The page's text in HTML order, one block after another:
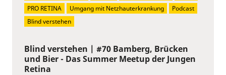
Blind verstehen | #70 Bamberg, Brücken
und Bier - Das Summer Meetup der Jungen
Retina
PRO RETINA
Umgang mit Netzhauterkrankung
Podcast
Blind verstehen